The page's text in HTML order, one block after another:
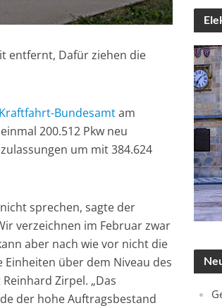
entfernt, Dafür ziehen die
Kraftfahrt-Bundesamtam
200.512 Pkw neu
um mit 384.624
sprechen, sagte der
verzeichnen im Februar zwar
aber nach wie vor nicht die
über dem Niveau des
Zirpel. „Das
der hohe Auftragsbestand